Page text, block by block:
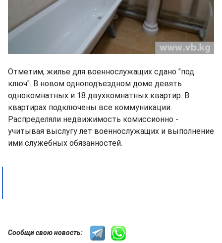
Отметим, жилье для военнослужащих сдано "под
ключ". В новом одноподъездном доме девять
однокомнатных и 18 двухкомнатных квартир. В
квартирах подключены все коммуникации.
Распределяли недвижимость комиссионно -
учитывая выслугу лет военнослужащих и выполнение
ими служебных обязанностей.
Сообщи свою новость: